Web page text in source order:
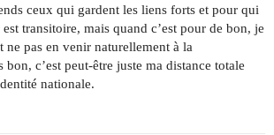
ceux qui gardent les liens forts et pour qui
transitoire, mais quand c’est pour de bon, je
ne pas en venir naturellement à la
c’est peut-être juste ma distance totale
nationale.